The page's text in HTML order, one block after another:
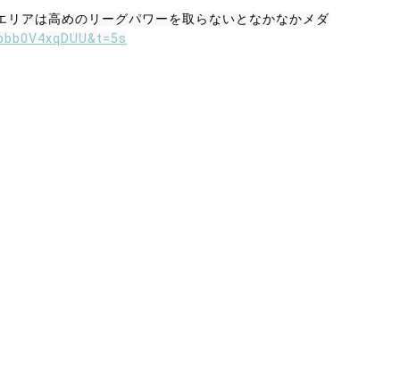
アは高めのリーグパワーを取らないとなかなかメダ